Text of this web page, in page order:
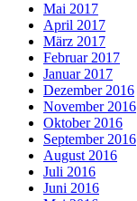
Mai 2017
April 2017
März 2017
Februar 2017
Januar 2017
Dezember 2016
November 2016
Oktober 2016
September 2016
August 2016
Juli 2016
Juni 2016